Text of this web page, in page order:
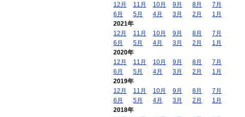
12月
11月 10月 9月 8月
7月
6月
5月 4月 3月 2月
1月
2021年
12月
11月 10月 9月 8月
7月
6月
5月 4月 3月 2月
1月
2020年
12月
11月 10月 9月 8月
7月
6月
5月 4月 3月 2月
1月
2019年
12月
11月 10月 9月 8月
7月
6月
5月 4月 3月 2月
1月
2018年